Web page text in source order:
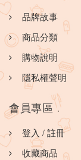
品牌故事
商品分類
購物說明
隱私權聲明
會員專區.
登入 / 註冊
收藏商品